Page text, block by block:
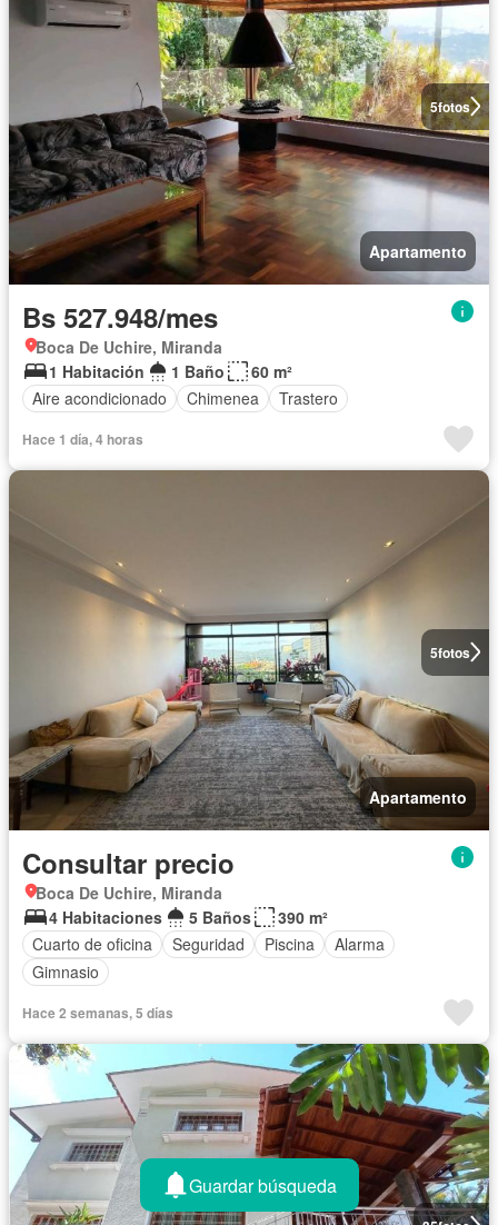
5fotos
Apartamento
Bs 527.948/mes
Boca De Uchire, Miranda
1 Habitación
1 Baño
60 m²
Aire acondicionado
Chimenea Trastero
Hace 1 día, 4 horas
5fotos
Apartamento
Consultar precio
Boca De Uchire, Miranda
4 Habitaciones
5 Baños
390 m²
Cuarto de oficina
Seguridad Piscina
Alarma
Gimnasio
Hace 2 semanas, 5 días
Guardar búsqueda